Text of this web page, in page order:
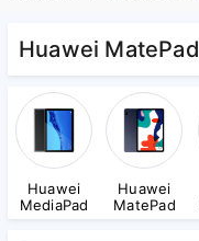
Huawei MatePad
Huawei
MediaPad
Huawei
MatePad